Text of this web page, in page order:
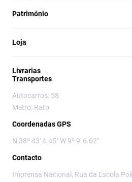
Património
Loja
Livrarias
Transportes
Autocarros: 58
Metro: Rato
Coordenadas GPS
N 38º 43' 4.45" W 9º 9' 6.62"
Contacto
Imprensa Nacional, Rua da Escola